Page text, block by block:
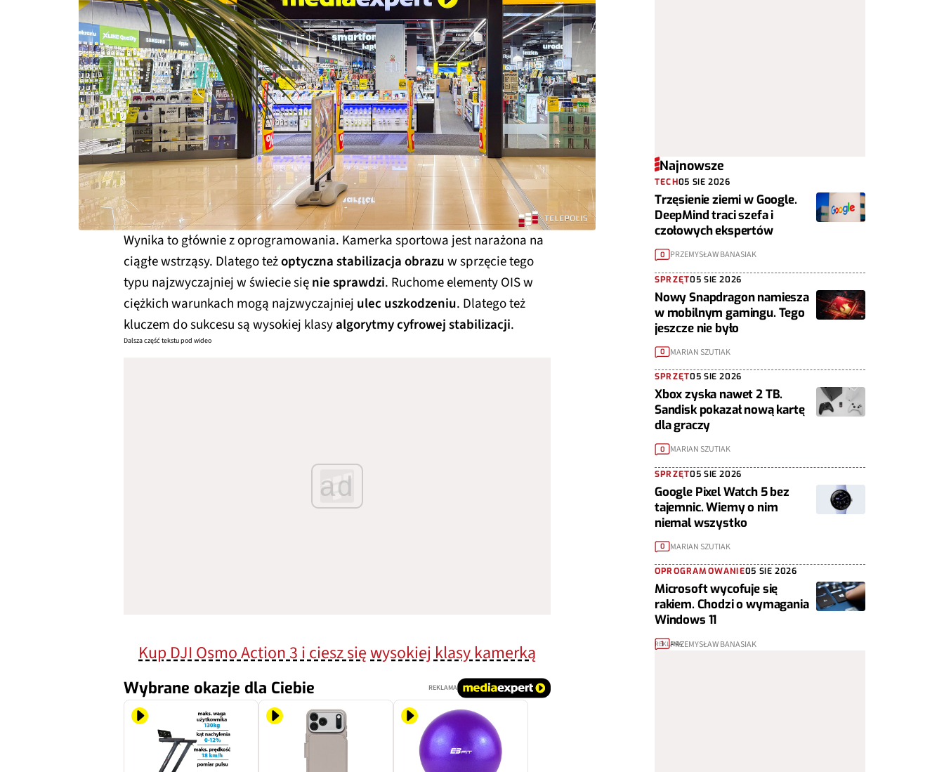
Wynika to głównie z oprogramowania. Kamerka sportowa jest narażona na
ciągłe wstrząsy. Dlatego teżoptyczna stabilizacja obrazuw sprzęcie tego
typu najzwyczajniej w świecie sięnie sprawdzi. Ruchome elementy OIS w
ciężkich warunkach mogą najzwyczajniej ulec uszkodzeniu. Dlatego też
kluczem do sukcesu są wysokiej klasyalgorytmy cyfrowej stabilizacji.
Dalsza część tekstu pod wideo
ad
Kup DJI Osmo Action 3 i ciesz się wysokiej klasy kamerką
Wybrane okazje dla Ciebie REKLAMA
Najnowsze
TECH05 SIE 2026
Trzęsienie ziemi w Google.
DeepMind traci szefa i
czołowych ekspertów
0 PRZEMYSŁAW BANASIAK
SPRZĘT05 SIE 2026
Nowy Snapdragon namiesza
w mobilnym gamingu. Tego
jeszcze nie było
0 MARIAN SZUTIAK
SPRZĘT05 SIE 2026
Xbox zyska nawet 2 TB.
Sandisk pokazał nową kartę
dla graczy
0 MARIAN SZUTIAK
SPRZĘT05 SIE 2026
Google Pixel Watch 5 bez
tajemnic. Wiemy o nim
niemal wszystko
0 MARIAN SZUTIAK
OPROGRAMOWANIE05 SIE 2026
Microsoft wycofuje się
rakiem. Chodzi o wymagania
Windows 11
1 PRZEMYSŁAW BANASIAK